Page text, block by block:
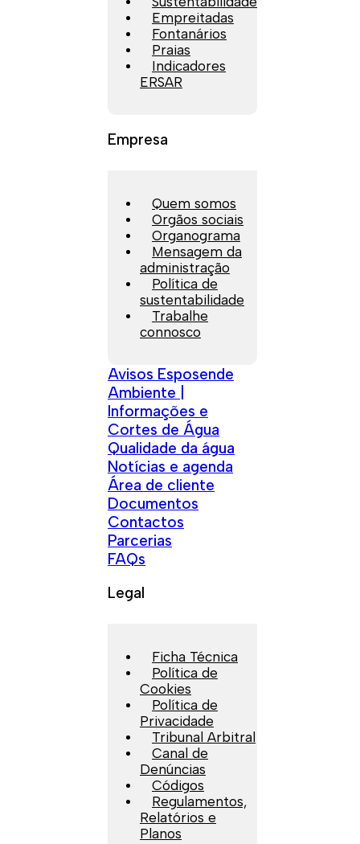
Empreitadas
Fontanários
Praias
Indicadores
ERSAR
Empresa
Quem somos
Orgãos sociais
Organograma
Mensagem da
administração
Política de
sustentabilidade
Trabalhe
connosco
Avisos Esposende
Ambiente |
Informações e
Cortes de Água
Qualidade da água
Notícias e agenda
Área de cliente
Documentos
Contactos
Parcerias
FAQs
Legal
Ficha Técnica
Política de
Cookies
Política de
Privacidade
Tribunal Arbitral
Canal de
Denúncias
Códigos
Regulamentos,
Relatórios e
Planos